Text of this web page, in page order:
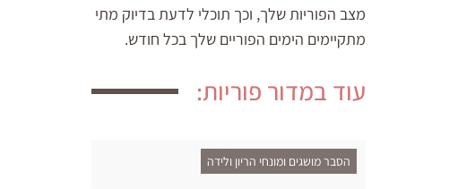
מצב הפוריות שלך, וכך תוכלי לדעת בדיוק מתי
מתקיימים הימים הפוריים שלך בכל חודש.
עוד במדור פוריות:
הסבר מושגים ומונחי הריון ולידה